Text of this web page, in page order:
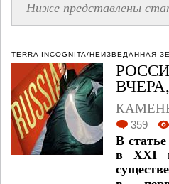
Ниже представлены
TERRA INCOGNITA/НЕИЗВЕДАННАЯ
359
В
в XXI